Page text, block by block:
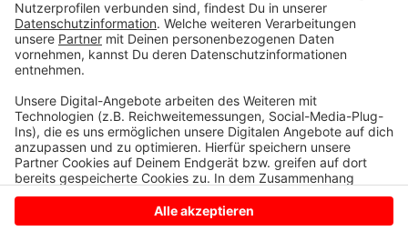
Anzeige
Anzeige